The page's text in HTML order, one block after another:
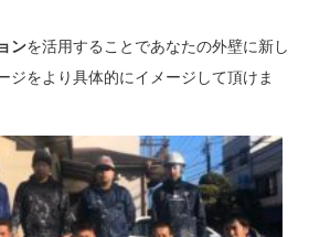
ンを活用することであなたの外壁に新し
ジをより具体的にイメージして頂けま